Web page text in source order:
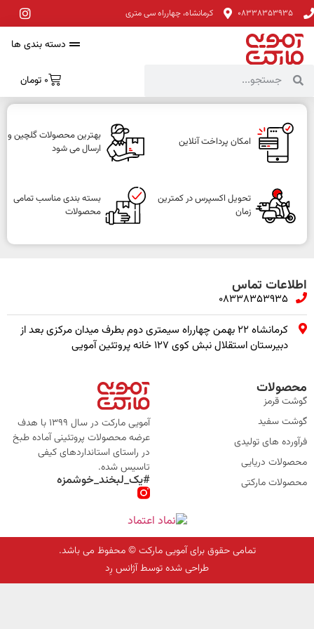
08338353935 کرمانشاه، چهارراه سی متری
دسته بندی ها
0 تومان
امکان پرداخت آنلاین
بهترین محصولات گلچین و
ارسال می شود
تحویل اکسپرس در کمترین
زمان
بسته بندی مناسب تمامی
محصولات
اطلاعات تماس
08338353935
کرمانشاه ۲۲ بهمن چهارراه سیمتری دوم بطرف میدان مرکزی بعد از
دبیرستان استقلال نبش کوی ۱۲۷ خانه پروتئین آمویی
محصولات
گوشت قرمز
گوشت سفید
فرآورده های تولیدی
محصولات دریایی
محصولات مارکتی
آمویی مارکت در سال 1399 با هدف
عرضه محصولات پروتئینی آماده طبخ
در راستای استانداردهای کیفی
تاسیس شده.
#یک_لبخند_خوشمزه
تمامی حقوق برای آمویی مارکت © محفوظ می باشد.
طراحی شده توسط آژانس رِد